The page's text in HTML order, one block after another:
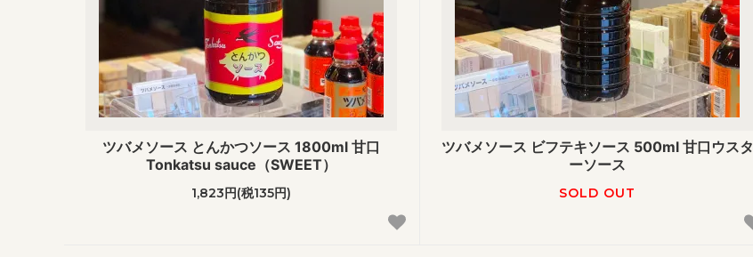
ツバメソース とんかつソース 1800ml 甘口
Tonkatsu sauce（SWEET）
1,823円(税135円)
ツバメソース ビフテキソース 500ml 甘口ウスタ
ーソース
SOLD OUT